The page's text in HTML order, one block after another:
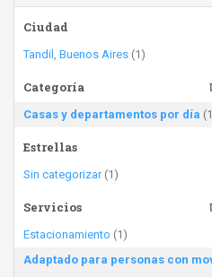
Ciudad
Tandil, Buenos Aires (1)
Categoría
Casas y departamentos por día
Estrellas
Sin categorizar(1)
Servicios
Estacionamiento (1)